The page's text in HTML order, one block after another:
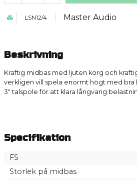
LSN12/4 Master Audio
Beskrivning
Kraftig midbas med ljuten korg och
verkligen vill spela enormt högt med bra
3" talspole för att klara långvarig
Specifikation
FS
Storlek på midbas